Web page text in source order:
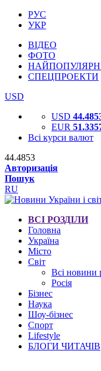
РУС
УКР
ВІДЕО
ФОТО
СПЕЦПРОЕКТИ
USD
USD
EUR
Всі курси валют
44.4853
Авторизація
Пошук
RU
ВСІ РОЗДІЛИ
Головна
Україна
Місто
Світ
Всі новини
Росія
Бізнес
Наука
Шоу-бізнес
Спорт
Lifestyle
БЛОГИ ЧИТАЧІВ